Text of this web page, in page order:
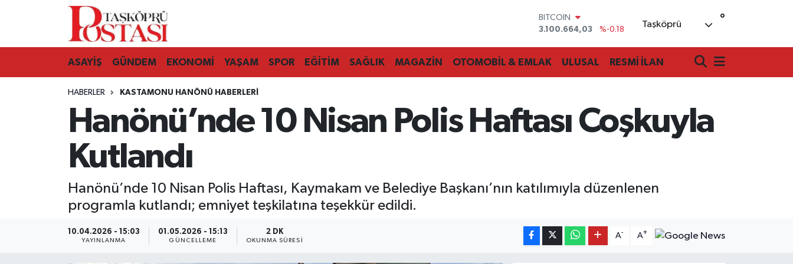
DOLAR
47,7436
%0.18
STERLİN
64,4811
%0.38
13.779
%-14
Taşköprü °
ASAYİŞ GÜNDEM EKONOMİ YAŞAM SPOR EĞİTİM SAĞLIK MAGAZİN OTOMOBİL & EMLAK ULUSAL RESMİ İLAN
HABERLER KASTAMONU HANÖNÜ HABERLERI
Hanönü’nde 10 Nisan Polis Haftası Coşkuyla
Kutlandı
Hanönü’nde 10 Nisan Polis Haftası, Kaymakam ve Belediye Başkanı’nın katılımıyla düzenlenen
programla kutlandı; emniyet teşkilatına teşekkür edildi.
10.04.2026 - 15:03
YAYINLANMA
01.05.2026 - 15:13
GÜNCELLEME
2 DK
OKUNMA SÜRESI
A- A+
Kastamonu Vefat Edenler
Araç Haberleri
Azdavay Haberleri
Bozkurt Haberleri